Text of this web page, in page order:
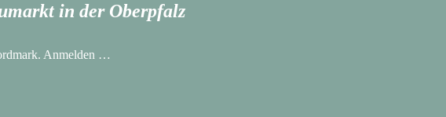
in der Oberpfalz
Anmelden …